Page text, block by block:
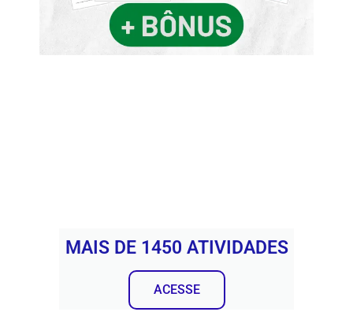
MAIS DE 1450 ATIVIDADES
ACESSE